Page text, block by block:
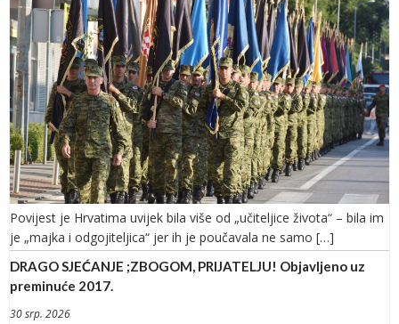
Povijest je Hrvatima uvijek bila više od „učiteljice života“ – bila im
je „majka i odgojiteljica“ jer ih je poučavala ne samo […]
DRAGO SJEĆANJE ;ZBOGOM, PRIJATELJU! Objavljeno uz
preminuće 2017.
30 srp. 2026